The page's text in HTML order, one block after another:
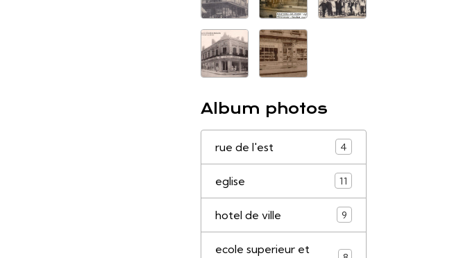
Album photos
rue de l'est 4
eglise 11
hotel de ville 9
ecole superieur et